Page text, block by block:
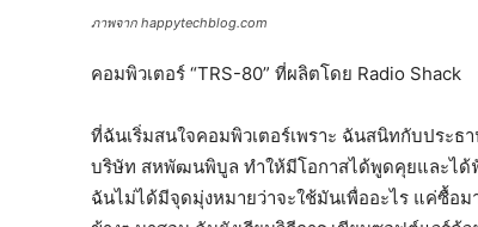
ภาพจาก happytechblog.com
คอมพิวเตอร์ “TRS-80” ที่ผลิตโดย Radio Shack
ที่ฉันเริ่มสนใจคอมพิวเตอร์เพราะ ฉันสนิทกับประธ
บริษัท สหพัฒนพิบูล ทำให้มีโอกาสได้พูดคุยและได้ฟั
ฉันไม่ได้มีจุดมุ่งหมายว่าจะใช้มันเพื่ออะไร แค่ซื้อม